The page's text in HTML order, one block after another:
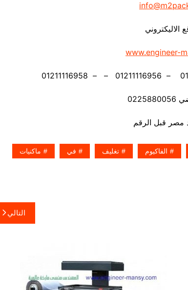
الاليكتروني
www.engineer-
الفاكيوم تغليف في ماكنيات
التالي